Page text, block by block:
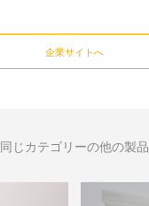
企業サイトへ
同じカテゴリーの他の製品